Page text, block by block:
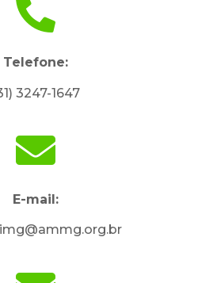
Telefone:
3247-1647
E-mail: